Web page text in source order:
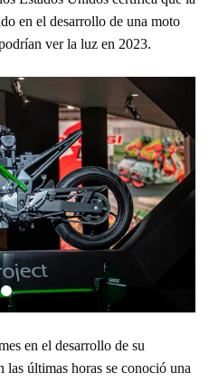
en el desarrollo de una moto
ver la luz en 2023.
en el desarrollo de su
las últimas horas se conoció una